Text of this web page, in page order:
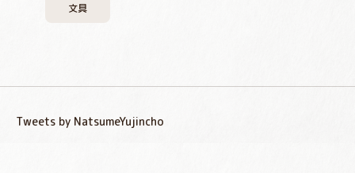
文具
Tweets by NatsumeYujincho